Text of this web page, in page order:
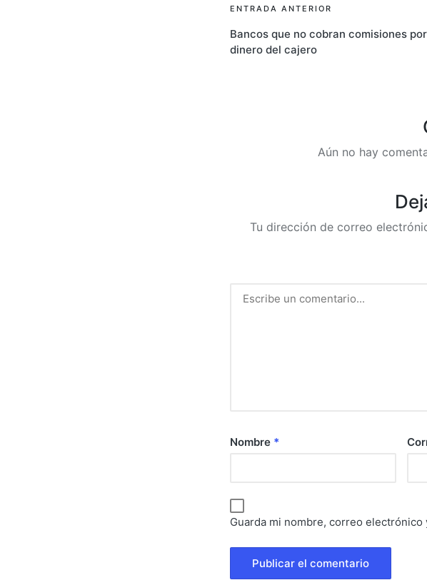
Navegación
de
ENTRADA ANTERIOR
Bancos que no cobran comisiones
dinero del cajero
Aún no hay
Tu dirección de correo
Nombre *
Guarda mi nombre, correo